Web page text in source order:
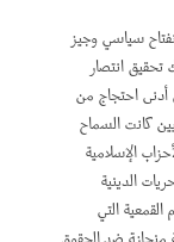
سياسي وجيز
تحقيق انتصار
أدنى احتجاج من
كانت السماح
الإسلامية
الدينية
التي